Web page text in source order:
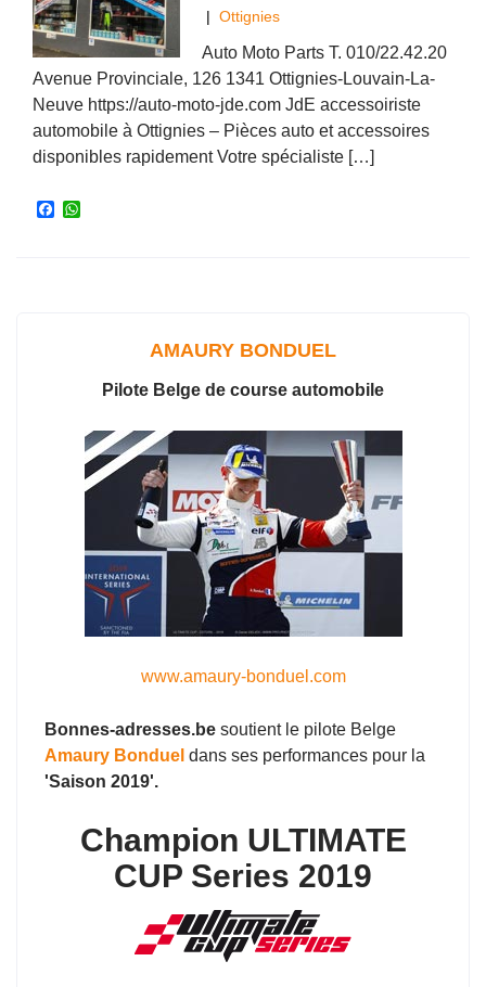
| Ottignies
Auto Moto Parts T. 010/22.42.20
Avenue Provinciale, 126 1341 Ottignies-Louvain-La-
Neuve https://auto-moto-jde.com JdE accessoiriste
automobile à Ottignies – Pièces auto et accessoires
disponibles rapidement Votre spécialiste […]
F
AMAURY BONDUEL
Pilote Belge de course automobile
www.amaury-bonduel.com
Bonnes-adresses.be soutient le pilote Belge
Amaury Bonduel dans ses performances pour la
'Saison 2019'.
Champion ULTIMATE
CUP Series 2019